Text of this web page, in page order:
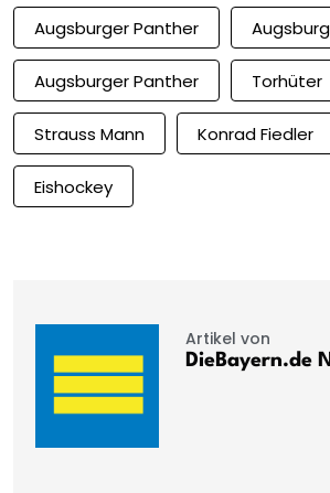
Augsburger Panther Augsburg
Augsburger Panther Torhüter
Strauss Mann Konrad Fiedler
Eishockey
Artikel von
DieBayern.de